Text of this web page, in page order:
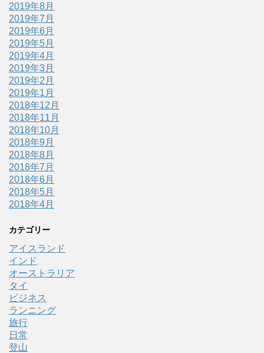
2019年8月
2019年7月
2019年6月
2019年5月
2019年4月
2019年3月
2019年2月
2019年1月
2018年12月
2018年11月
2018年10月
2018年9月
2018年8月
2018年7月
2018年6月
2018年5月
2018年4月
カテゴリー
アイスランド
インド
オーストラリア
タイ
ビジネス
ランニング
旅行
日常
登山